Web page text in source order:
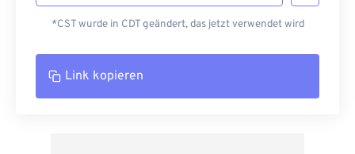
*CST wurde in CDT geändert, das jetzt verwendet wird
Link kopieren